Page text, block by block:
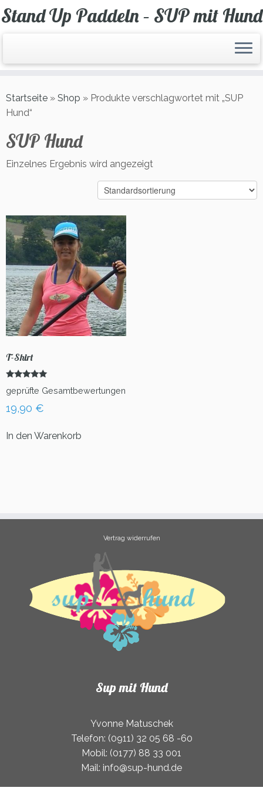
Zum
Inhalt
Stand Up Paddeln – SUP mit Hund
Startseite » Shop » Produkte verschlagwortet mit „SUP
Hund“
SUP Hund
Einzelnes Ergebnis wird angezeigt
T-Shirt
Bewertet
mit
von 5
geprüfte Gesamtbewertungen
19,90 €
In den Warenkorb
Vertrag widerrufen
Sup mit Hund
Yvonne Matuschek
Telefon: (0911) 32 05 68 -60
Mobil: (0177) 88 33 001
Mail: info@sup-hund.de